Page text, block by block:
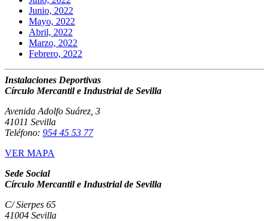
Junio, 2022
Mayo, 2022
Abril, 2022
Marzo, 2022
Febrero, 2022
Instalaciones Deportivas
Círculo Mercantil e Industrial de Sevilla
Avenida Adolfo Suárez, 3
41011 Sevilla
Teléfono: 954 45 53 77
VER MAPA
Sede Social
Círculo Mercantil e Industrial de Sevilla
C/ Sierpes 65
41004 Sevilla